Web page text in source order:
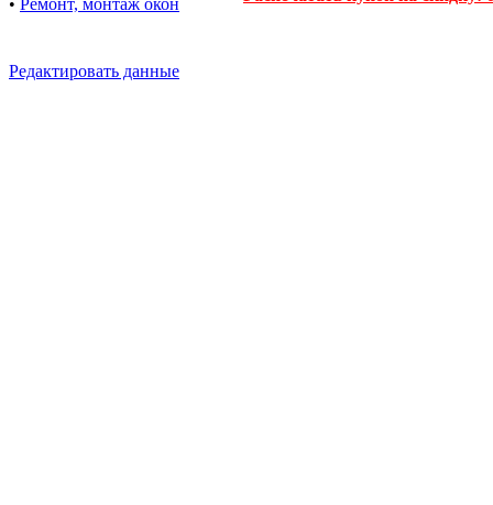
• Ремонт, монтаж окон
Редактировать данные